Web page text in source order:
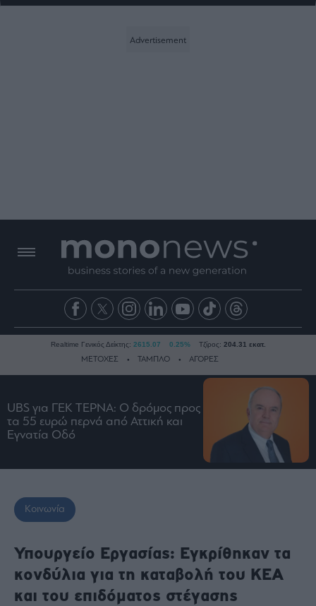
Ειδήσεις
Οικονομία
Ναυτιλία
Real
Ενέργεια
Πολιτική
Πολιτισμός
Realtime Γενικός Δείκτης: 2615.07 0.25% Τζίρος: 204.31 εκατ.
ΜΕΤΟΧΕΣ ΤΑΜΠΛΟ ΑΓΟΡΕΣ
UBS για ΓΕΚ ΤΕΡΝΑ: Ο δρόμος προς
τα 55 ευρώ περνά από Αττική και
Εγνατία Οδό
Κοινωνία
Υπουργείο Εργασίας: Εγκρίθηκαν τα
κονδύλια για τη καταβολή του ΚΕΑ
και του επιδόματος στέγασης